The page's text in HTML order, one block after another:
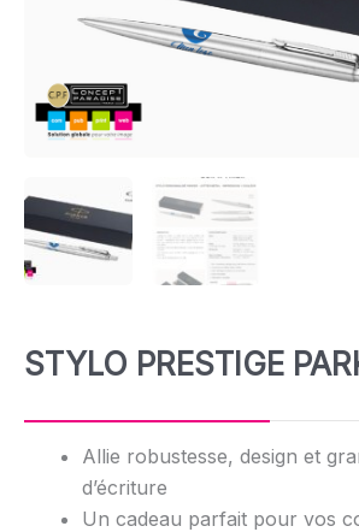
STYLO PRESTIGE
Allie robustesse, design et
d’écriture
Un cadeau parfait pour vos